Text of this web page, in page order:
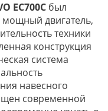
EC700C был
двигатель,
техники
конструкция
система
навесного
современной